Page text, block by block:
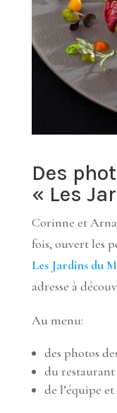
Des
« Les
Corinne et
fois, ouvert les
Les Jardins du
adresse à
Au menu:
des photos
du restaurant
de l’équipe